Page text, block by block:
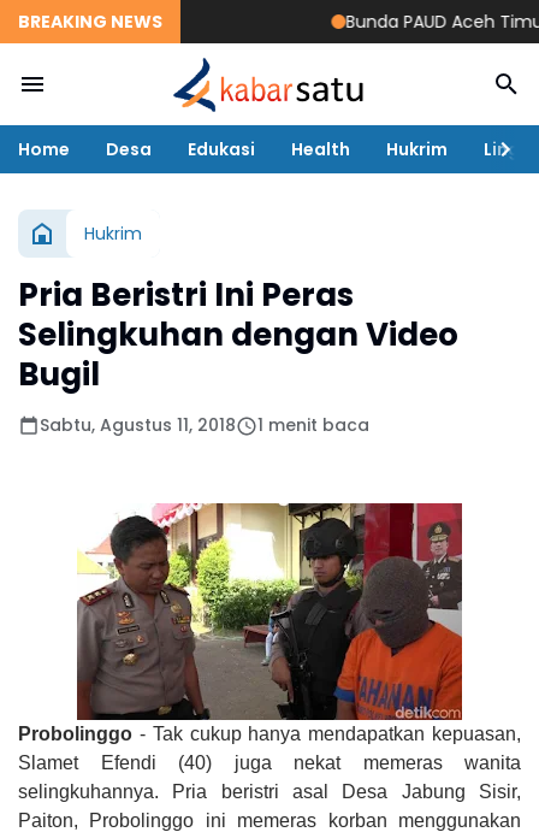
BREAKING NEWS Bunda PAUD Aceh Timur
Home Desa Edukasi Health Hukrim
Hukrim
Pria Beristri Ini Peras
Selingkuhan dengan Video
Bugil
Sabtu, Agustus 11, 2018 1 menit baca
Probolinggo - Tak cukup hanya mendapatkan kepuasan,
Slamet Efendi (40) juga nekat memeras wanita
selingkuhannya. Pria beristri asal Desa Jabung Sisir,
Paiton, Probolinggo ini memeras korban menggunakan